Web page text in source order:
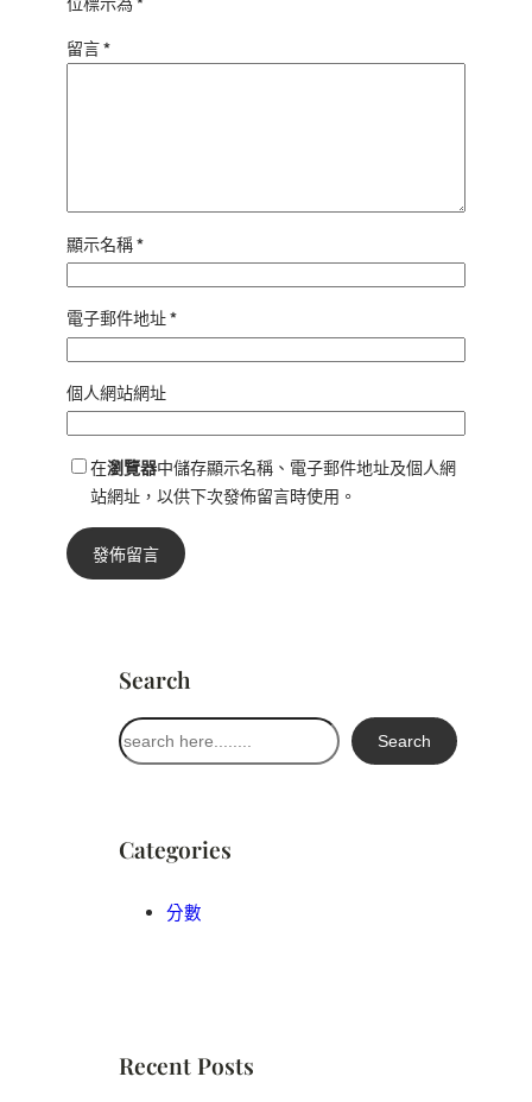
留言*
顯示名稱*
電子郵件地址*
個人網站網址
在瀏覽器中儲存顯示名稱、電子郵件地址及個人網
站網址，以供下次發佈留言時使用。
Search
搜
尋
Search
Categories
分數
Recent Posts